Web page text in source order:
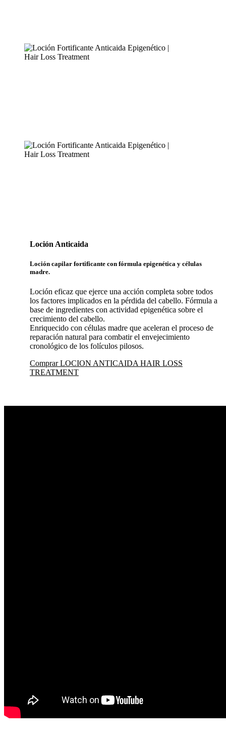
Loción Anticaida
Loción capilar fortificante con fórmula epigenética y células
madre.
Loción eficaz que ejerce una acción completa sobre todos
los factores implicados en la pérdida del cabello. Fórmula a
base de ingredientes con actividad epigenética sobre el
crecimiento del cabello.
Enriquecido con células madre que aceleran el proceso de
reparación natural para combatir el envejecimiento
cronológico de los folículos pilosos.
Comprar LOCION ANTICAIDA HAIR LOSS
TREATMENT